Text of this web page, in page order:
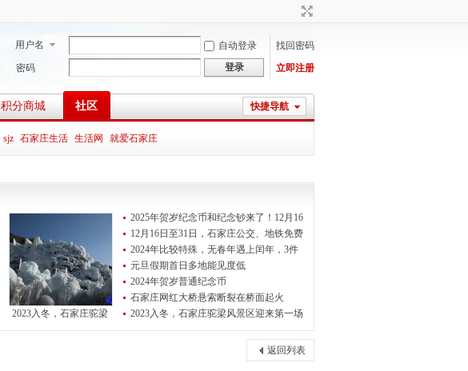
用户名 自动登录
找回密码
密码
登录 立即注册
快捷导航
积分商城 社区
sjz 石家庄生活 生活网 就爱石家庄
2023入冬，石家庄驼梁
2025年贺岁纪念币和纪念钞来了！12月16
12月16日至31日，石家庄公交、地铁免费
2024年比较特殊，无春年遇上闰年，3件
元旦假期首日多地能见度低
2024年贺岁普通纪念币
石家庄网红大桥悬索断裂在桥面起火
2023入冬，石家庄驼梁风景区迎来第一场
返回列表